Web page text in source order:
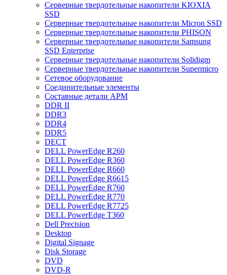
Cерверные твердотельные накопители KIOXIA
SSD
Cерверные твердотельные накопители Micron SSD
Cерверные твердотельные накопители PHISON
Cерверные твердотельные накопители Samsung
SSD Enterprise
Cерверные твердотельные накопители Solidigm
Cерверные твердотельные накопители Supermicro
Cетевое оборудование
Cоединительные элементы
Cоставные детали АРМ
DDR II
DDR3
DDR4
DDR5
DECT
DELL PowerEdge R260
DELL PowerEdge R360
DELL PowerEdge R660
DELL PowerEdge R6615
DELL PowerEdge R760
DELL PowerEdge R770
DELL PowerEdge R7725
DELL PowerEdge T360
Dell Precision
Desktop
Digital Signage
Disk Storage
DVD
DVD-R